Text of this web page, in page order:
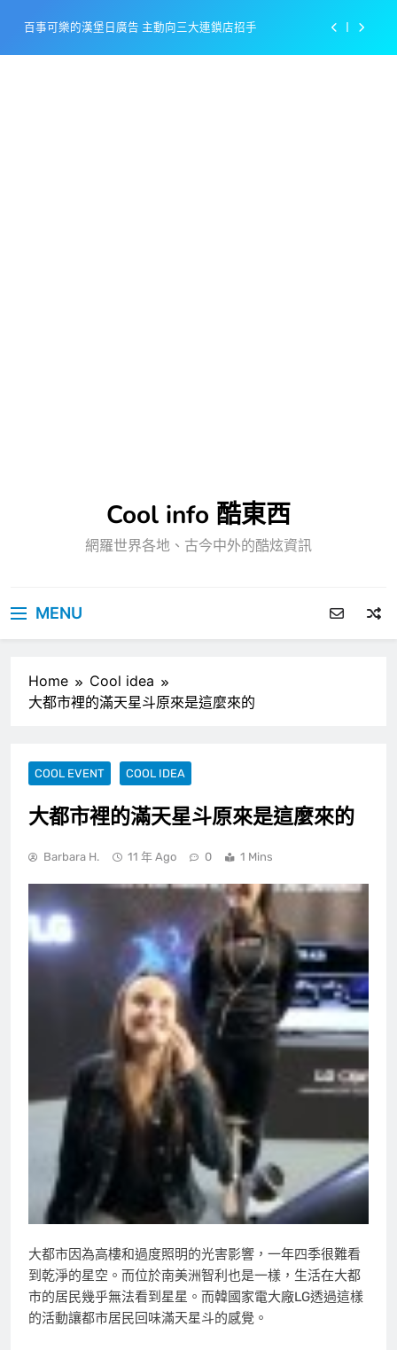
content
美樂啤酒開發”啤酒專用”手套
Cool info 酷東西
網羅世界各地、古今中外的酷炫資訊
MENU
Home
Cool idea
大都市裡的滿天星斗原來是這麼來的
COOL EVENT COOL IDEA
大都市裡的滿天星斗原來是這麼來的
Barbara H. 11 年 Ago 0 1 Mins
大都市因為高樓和過度照明的光害影響，一年四季很難看
到乾淨的星空。而位於南美洲智利也是一樣，生活在大都
市的居民幾乎無法看到星星。而韓國家電大廠LG透過這樣
的活動讓都市居民回味滿天星斗的感覺。